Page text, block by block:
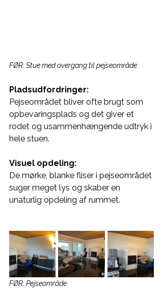
FØR: Stue med overgang til pejseområde
Pladsudfordringer:
Pejseområdet bliver ofte brugt som
opbevaringsplads og det giver et
rodet og usammenhængende udtryk i
hele stuen.
Visuel opdeling:
De mørke, blanke fliser i pejseområdet
suger meget lys og skaber en
unaturlig opdeling af rummet.
FØR: Pejseområde